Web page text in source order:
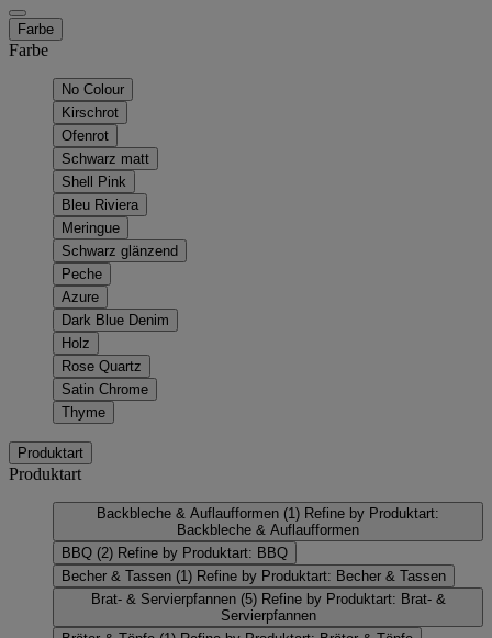
Farbe
Farbe
No Colour
Kirschrot
Ofenrot
Schwarz matt
Shell Pink
Bleu Riviera
Meringue
Schwarz glänzend
Peche
Azure
Dark Blue Denim
Holz
Rose Quartz
Satin Chrome
Thyme
Produktart
Produktart
Backbleche & Auflaufformen (1) Refine by Produktart:
Backbleche & Auflaufformen
BBQ (2) Refine by Produktart: BBQ
Becher & Tassen (1) Refine by Produktart: Becher & Tassen
Brat- & Servierpfannen (5) Refine by Produktart: Brat- &
Servierpfannen